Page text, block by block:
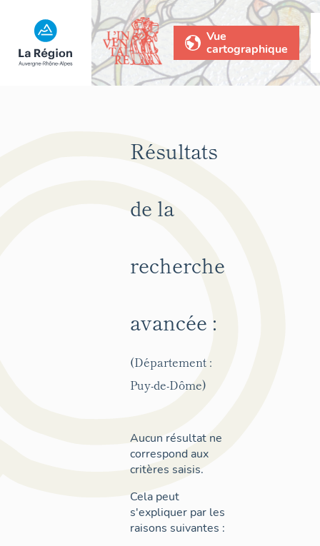
Vue
cartographique
Résultats
de la
recherche
avancée :
(Département :
Puy-de-Dôme)
Aucun résultat ne
correspond aux
critères saisis.
Cela peut
s'expliquer par les
raisons suivantes :